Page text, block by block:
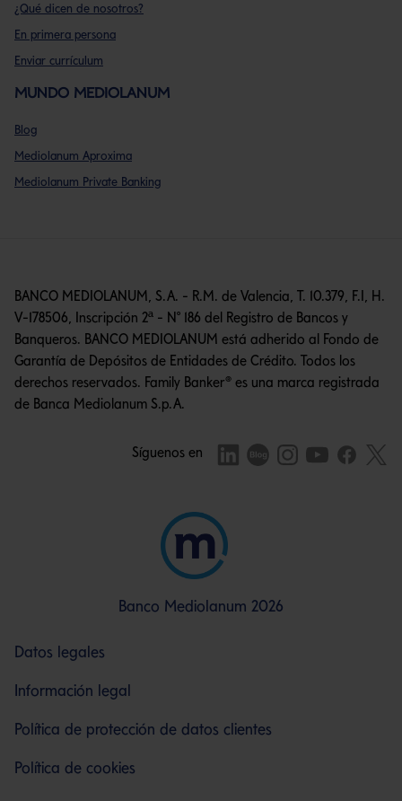
¿Qué dicen de nosotros?
En primera persona
Enviar currículum
MUNDO MEDIOLANUM
Blog
Mediolanum Aproxima
Mediolanum Private Banking
BANCO MEDIOLANUM, S.A. - R.M. de Valencia, T. 10.379, F.I, H.
V-178506, Inscripción 2ª - N° 186 del Registro de Bancos y
Banqueros. BANCO MEDIOLANUM está adherido al Fondo de
Garantía de Depósitos de Entidades de Crédito. Todos los
derechos reservados. Family Banker® es una marca registrada
de Banca Mediolanum S.p.A.
Síguenos en
Banco Mediolanum 2026
Datos legales
Información legal
Política de protección de datos clientes
Política de cookies